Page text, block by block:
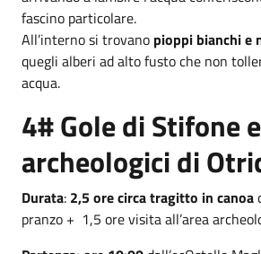
fascino particolare.
All’interno si trovano pioppi bianchi e
quegli alberi ad alto fusto che non
acqua.
4# Gole di Stifone
archeologici di
Durata: 2,5 ore circa tragitto in canoa
pranzo + 1,5 ore visita all’area